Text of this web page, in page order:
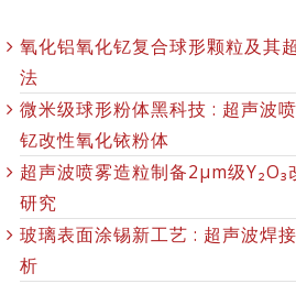
氧化铝氧化钇复合球形颗粒及其
法
微米级球形粉体黑科技 : 超声波
钇改性氧化铱粉体
超声波喷雾造粒制备2μm级
研究
玻璃表面涂锡新工艺 : 超声波焊
析